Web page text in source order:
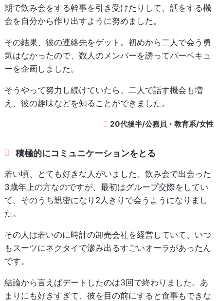
期で飲み会をする幹事を引き受けたりして、話をする機
会を自分から作り出すように努めました。
その結果、彼の連絡先をゲット。初めから二人で会う勇
気はなかったので、数人のメンバーを誘ってバーベキュ
ーを企画しました。
そうやって努力し続けていたら、二人で話す機会も増
え、彼の趣味などを知ることができました。
20代後半/公務員・教育系/女性
積極的にコミュニケーションをとる
若い頃、とても好きな人がいました。飲み会で出会った
3歳年上の方なのですが、最初はグループ交際をしてい
て、そのうち親密になり2人きりで会うようになりまし
た。
その人は若いのに時計の卸売会社を経営していて、いつ
もスーツにネクタイで滲み出るすごいオーラがあったん
です。
結論から言えばデートしたのは3回で終わりました。あ
まりにも好きすぎて、彼を目の前にすると食事もできな